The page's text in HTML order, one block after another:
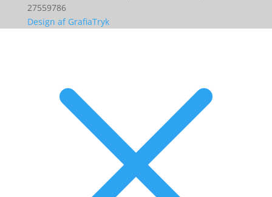
27559786
Design af GrafiaTryk